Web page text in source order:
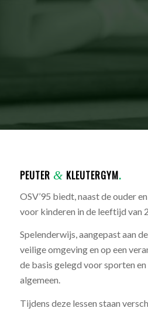
PEUTER &KLEUTERGYM.
OSV’95 biedt, naast de ouder
voor kinderen in de leeftijd van
Spelenderwijs, aangepast aan
veilige omgeving en op een
de basis gelegd voor sporten
algemeen.
Tijdens deze lessen staan